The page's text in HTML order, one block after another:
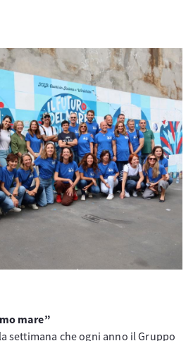
mare”
la settimana che ogni anno il Gruppo